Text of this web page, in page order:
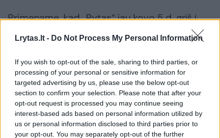
Lrytas.lt - Do Not Process My Personal Information
If you wish to opt-out of the sale, sharing to third parties, or
processing of your personal or sensitive information for
targeted advertising by us, please use the below opt-out
section to confirm your selection. Please note that after your
opt-out request is processed you may continue seeing
interest-based ads based on personal information utilized by
us or personal information disclosed to third parties prior to
your opt-out. You may separately opt-out of the further
Primename, kad „Rytas“ jau kovo 5 d. grįš į
FIBA Čempionų lygos „Top 16“ etapo kovas.
Tądien Giedriaus Žibėno auklėtiniai
„Twinsbet“ arenoje susikaus prieš Kazį
Maksvytį ir jo treniruojamą Manisos BBSK
ekipą.